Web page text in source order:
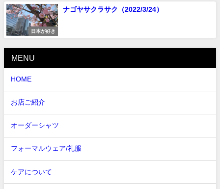
日本が好き
ナゴヤサクラサク（2022/3/24）
MENU
HOME
お店ご紹介
オーダーシャツ
フォーマルウェア/礼服
ケアについて